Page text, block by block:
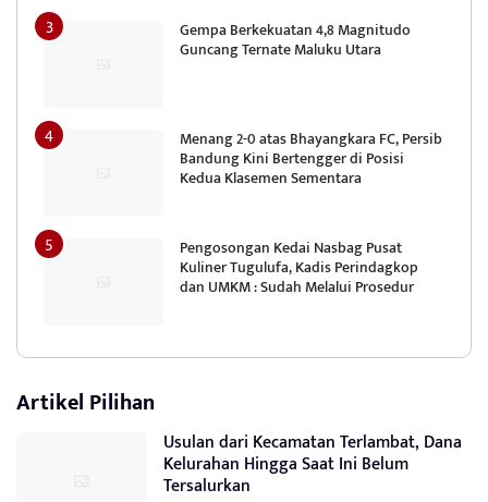
Gempa Berkekuatan 4,8 Magnitudo
Guncang Ternate Maluku Utara
Menang 2-0 atas Bhayangkara FC, Persib
Bandung Kini Bertengger di Posisi
Kedua Klasemen Sementara
Pengosongan Kedai Nasbag Pusat
Kuliner Tugulufa, Kadis Perindagkop
dan UMKM : Sudah Melalui Prosedur
Artikel Pilihan
Usulan dari Kecamatan Terlambat, Dana
Kelurahan Hingga Saat Ini Belum
Tersalurkan